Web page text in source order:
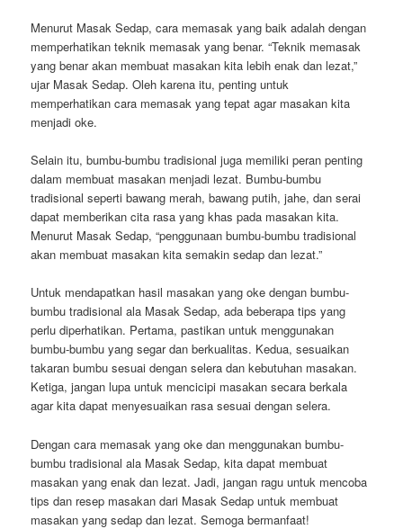
Menurut Masak Sedap, cara memasak yang baik adalah dengan
memperhatikan teknik memasak yang benar. “Teknik memasak
yang benar akan membuat masakan kita lebih enak dan lezat,”
ujar Masak Sedap. Oleh karena itu, penting untuk
memperhatikan cara memasak yang tepat agar masakan kita
menjadi oke.
Selain itu, bumbu-bumbu tradisional juga memiliki peran penting
dalam membuat masakan menjadi lezat. Bumbu-bumbu
tradisional seperti bawang merah, bawang putih, jahe, dan serai
dapat memberikan cita rasa yang khas pada masakan kita.
Menurut Masak Sedap, “penggunaan bumbu-bumbu tradisional
akan membuat masakan kita semakin sedap dan lezat.”
Untuk mendapatkan hasil masakan yang oke dengan bumbu-
bumbu tradisional ala Masak Sedap, ada beberapa tips yang
perlu diperhatikan. Pertama, pastikan untuk menggunakan
bumbu-bumbu yang segar dan berkualitas. Kedua, sesuaikan
takaran bumbu sesuai dengan selera dan kebutuhan masakan.
Ketiga, jangan lupa untuk mencicipi masakan secara berkala
agar kita dapat menyesuaikan rasa sesuai dengan selera.
Dengan cara memasak yang oke dan menggunakan bumbu-
bumbu tradisional ala Masak Sedap, kita dapat membuat
masakan yang enak dan lezat. Jadi, jangan ragu untuk mencoba
tips dan resep masakan dari Masak Sedap untuk membuat
masakan yang sedap dan lezat. Semoga bermanfaat!